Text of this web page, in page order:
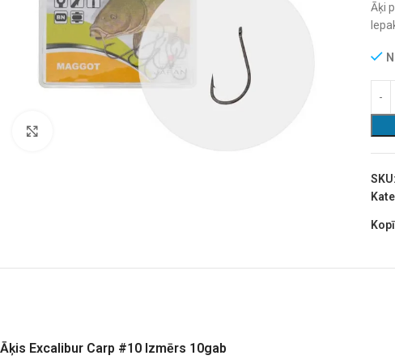
Āķi
SKU:
Āķis Excalibur Carp #10 Izmērs 10gab